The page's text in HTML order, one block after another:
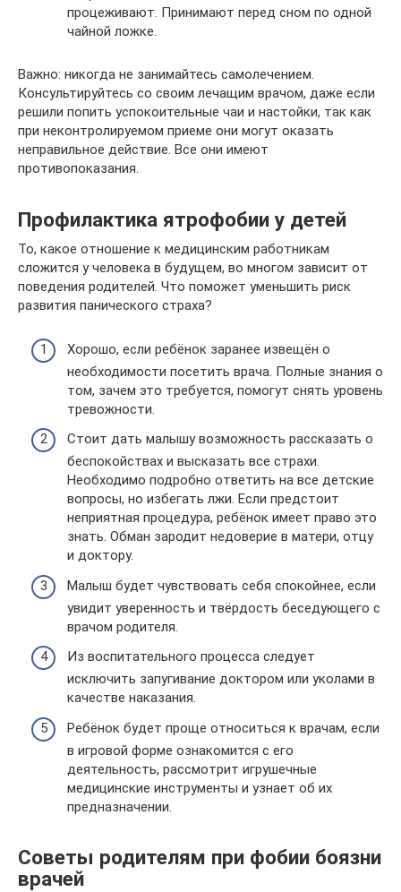
процеживают. Принимают перед сном по одной
чайной ложке.
Важно: никогда не занимайтесь самолечением.
Консультируйтесь со своим лечащим врачом, даже если
решили попить успокоительные чаи и настойки, так как
при неконтролируемом приеме они могут оказать
неправильное действие. Все они имеют
противопоказания.
Профилактика ятрофобии у детей
То, какое отношение к медицинским работникам
сложится у человека в будущем, во многом зависит от
поведения родителей. Что поможет уменьшить риск
развития панического страха?
Хорошо, если ребёнок заранее извещён о
необходимости посетить врача. Полные знания о
том, зачем это требуется, помогут снять уровень
тревожности.
Стоит дать малышу возможность рассказать о
беспокойствах и высказать все страхи.
Необходимо подробно ответить на все детские
вопросы, но избегать лжи. Если предстоит
неприятная процедура, ребёнок имеет право это
знать. Обман зародит недоверие в матери, отцу
и доктору.
Малыш будет чувствовать себя спокойнее, если
увидит уверенность и твёрдость беседующего с
врачом родителя.
Из воспитательного процесса следует
исключить запугивание доктором или уколами в
качестве наказания.
Ребёнок будет проще относиться к врачам, если
в игровой форме ознакомится с его
деятельность, рассмотрит игрушечные
медицинские инструменты и узнает об их
предназначении.
Советы родителям при фобии боязни
врачей